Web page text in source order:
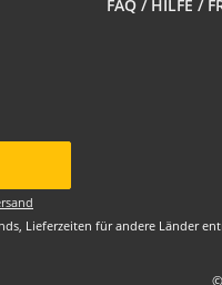
FAQ / HILFE /
Lieferzeiten für andere Länder